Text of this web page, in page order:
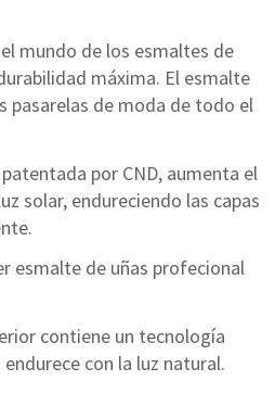
mundo de los esmaltes de
máxima. El esmalte
pasarelas de moda de todo el
por CND, aumenta el
solar, endureciendo las capas
esmalte de uñas profecional
contiene un tecnología
con la luz natural.